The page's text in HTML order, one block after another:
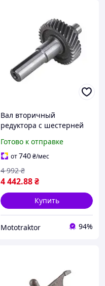
Вал вторичный
редуктора с шестерней
бензиновый двигатель
194F
Готово к отправке
от740₴/мес
4 442.88₴
4 992 ₴
Купить
Mototraktor 94%